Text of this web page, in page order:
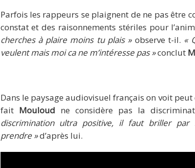
Parfois les rappeurs se plaignent de ne pas être
constat et des raisonnements stériles pour
cherches à plaire moins tu plais » observe t-il. «
veulent mais moi ca ne m’intéresse pas »conclut
Dans le paysage audiovisuel français on voit
fait Mouloud ne considère pas la
discrimination ultra positive, il faut briller
prendre »d’après lui.